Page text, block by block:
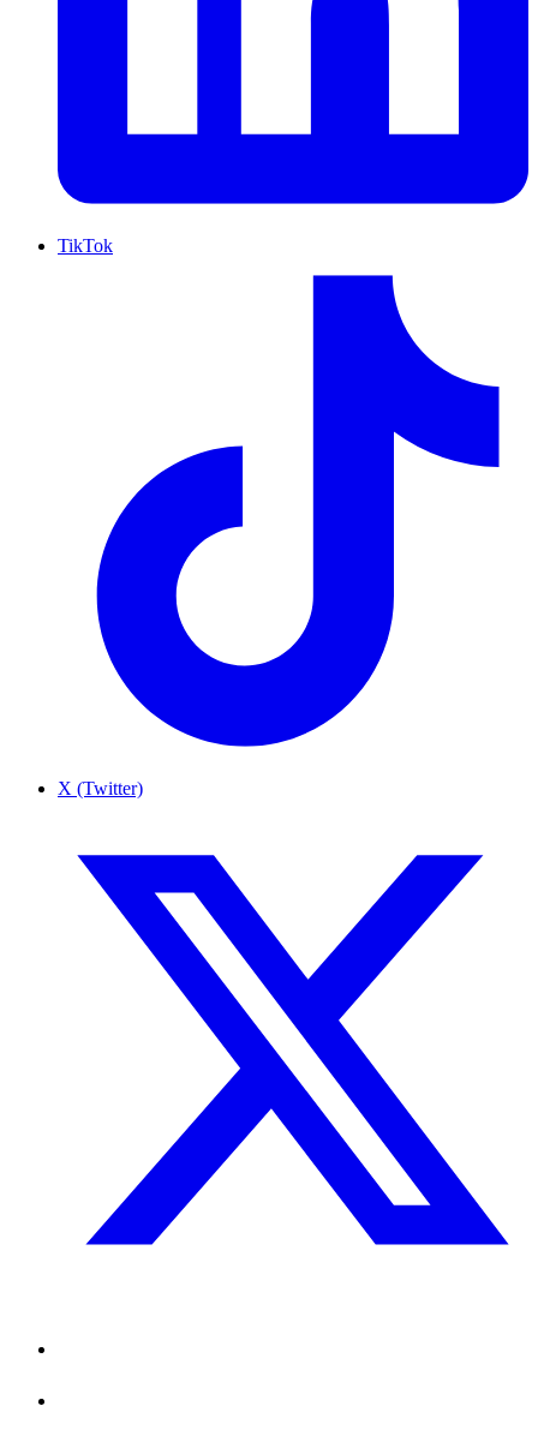
TikTok
X (Twitter)